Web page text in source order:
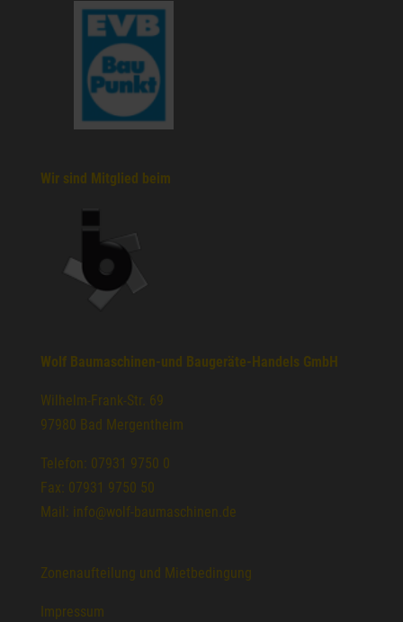
Wir sind Mitglied beim
Wolf Baumaschinen-und Baugeräte-Handels GmbH
Wilhelm-Frank-Str. 69
97980 Bad Mergentheim
Telefon: 07931 9750 0
Fax: 07931 9750 50
Mail: info@wolf-baumaschinen.de
Zonenaufteilung und Mietbedingung
Impressum